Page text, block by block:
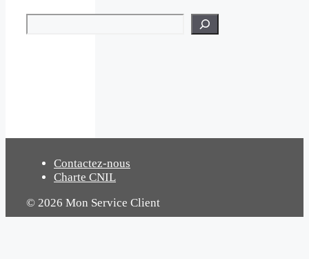
Rechercher
Contactez-nous
Charte CNIL
© 2026 Mon Service Client